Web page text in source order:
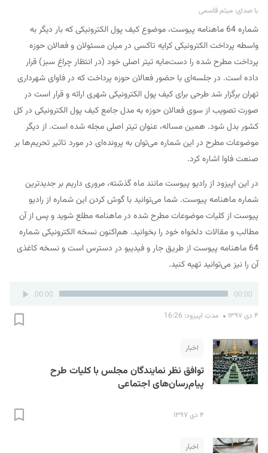
با صدای: میثم قاسمی
شماره 64 ماهنامه پیوست، موضوع کیف پول الکترونیکی که بار دیگر به
واسطه پرداخت الکترونیکی کرایه تاکسی در میان مسئولان و فعالان حوزه
پرداخت مطرح شده را دست‌مایه تیتر اصلی خود (در انتظار چراغ سبز) قرار
داده است. در جلسه‌ای با حضور فعالان حوزه پرداخت که در فاوای شهرداری
تهران برگزار شد طرحی برای کیف پول الکترونیکی شهری ارائه و قرار است در
صورت تصویب از سوی فعالان حوزه به مدل جامع کیف پول الکترونیکی در کل
کشور بدل شود. همین مساله، عنوان تیتر اصلی مجله شده است. از دیگر
موضوعات مطرح در این شماره می‌توان به پرونده‌ای در مورد تاثیر تحریم‌ها بر
صنعت فاوا اشاره کرد.
در این اپیزود از رادیو پیوست مانند ماه گذشته، مروری داریم بر جدیدترین
شماره ماهنامه پیوست. شما می‌توانید با گوش کردن این شماره از رادیو
پیوست از کلیات موضوعات مطرح شده در ماهنامه مطلع شوید و پس از آن
مطالب و مقالات دلخواه خود را بخوانید. هم‌اکنون نسخه الکترونیکی شماره
64 ماهنامه پیوست از طریق جار و فیدیبو در دسترس است و نسخه کاغذی
آن را نیز می‌توانید تهیه کنید.
پخش‌کننده
صوت
00:00 00:00
۴ دی ۱۳۹۷ مدت اپیزود: 16:26
اخبار
توافق نظر نمایندگان مجلس با کلیات طرح
پیام‌رسان‌های اجتماعی
۴ دی ۱۳۹۷
اخبار